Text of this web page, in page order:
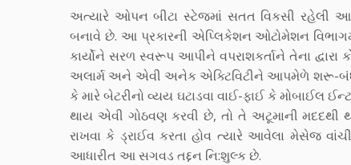
અત્યારે ઓપન બીટા સ્ટેજમાં સતત વિકસી રહેલી
બનાવે છે. આ પ્રકારની એપ્લિકેશન ઓટોમેશન
કાર્યોને સરળ સ્વરૂપ આપીને વપરાશકર્તાને તેના
અલાર્મ અને એવી અનેક એક્ટિવિટીને આપમેળે શરૂ-બંધ
કે મારે બેટરીનો વ્યય ઘટાડવા વાઈ-ફાઈ કે
થાય એવી ગોઠવણ કરવી છે, તો તે અટૂમાની
રાખવા કે ડ્રાઈવ કરતા હોવ ત્યારે આવેલા મેસેજ
આધારીત આ સગવડ તદ્દન નિ:શુલ્ક છે.